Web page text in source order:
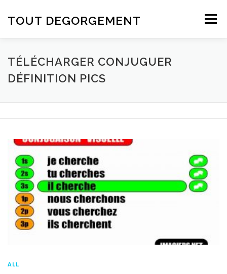
TOUT DEGORGEMENT Menu
TÉLÉCHARGER CONJUGUER
DÉFINITION PICS
ALL